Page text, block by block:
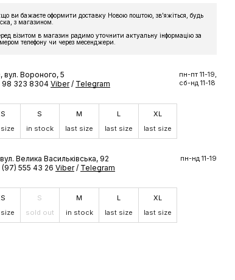
ви бажаєте оформити доставку Новою поштою, звʼяжіться, будь
з магазином.
візитом в магазин радимо уточнити актуальну інформацію за
телефону чи через месенджери.
вул. Вороного, 5
98 323 8304Viber / Telegram
пн-пт 11-19,
сб-нд 11-18
S
in stock
M
last size
L
last size
XL
last size
Велика Васильківська, 92
555 43 26 Viber / Telegram
пн-нд 11-19
S
sold out
M
in stock
L
last size
XL
last size